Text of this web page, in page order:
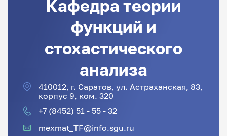
Кафедра теории
функций и
стохастического
анализа
410012, г. Саратов, ул. Астраханская, 83,
корпус 9, ком. 320
+7 (8452) 51 - 55 - 32
mexmat_TF@info.sgu.ru